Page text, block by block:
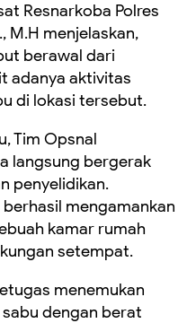
Resnarkoba Polres
M.H menjelaskan,
berawal dari
adanya aktivitas
di lokasi tersebut.
Tim Opsnal
langsung bergerak
penyelidikan.
mengamankan
kamar rumah
setempat.
menemukan
dengan berat